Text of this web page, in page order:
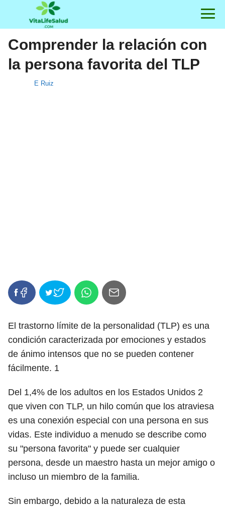
Comprender la relación con
la persona favorita del TLP
E Ruiz
El trastorno límite de la personalidad (TLP) es una
condición caracterizada por emociones y estados
de ánimo intensos que no se pueden contener
fácilmente. 1
Del 1,4% de los adultos en los Estados Unidos 2
que viven con TLP, un hilo común que los atraviesa
es una conexión especial con una persona en sus
vidas. Este individuo a menudo se describe como
su "persona favorita" y puede ser cualquier
persona, desde un maestro hasta un mejor amigo o
incluso un miembro de la familia.
Sin embargo, debido a la naturaleza de esta